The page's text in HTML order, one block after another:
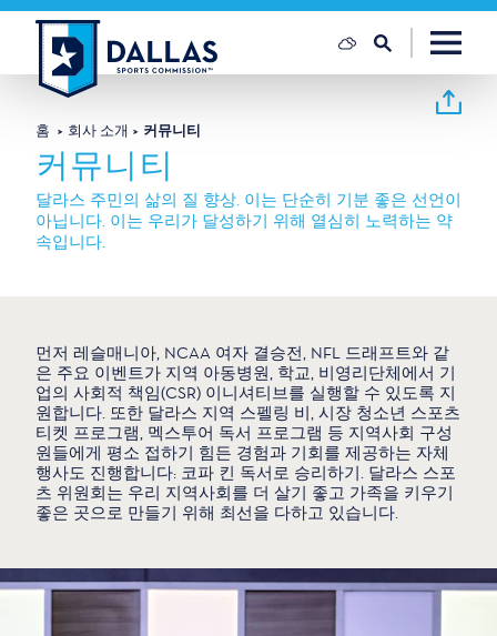
콘텐츠로 건너뛰기
홈 회사 소개 커뮤니티
커뮤니티
달라스 주민의 삶의 질 향상. 이는 단순히 기분 좋은 선언이
아닙니다. 이는 우리가 달성하기 위해 열심히 노력하는 약
속입니다.
먼저 레슬매니아, NCAA 여자 결승전, NFL 드래프트와 같
은 주요 이벤트가 지역 아동병원, 학교, 비영리단체에서 기
업의 사회적 책임(CSR) 이니셔티브를 실행할 수 있도록 지
원합니다. 또한 달라스 지역 스펠링 비, 시장 청소년 스포츠
티켓 프로그램, 멕스투어 독서 프로그램 등 지역사회 구성
원들에게 평소 접하기 힘든 경험과 기회를 제공하는 자체
행사도 진행합니다: 코파 킨 독서로 승리하기. 달라스 스포
츠 위원회는 우리 지역사회를 더 살기 좋고 가족을 키우기
좋은 곳으로 만들기 위해 최선을 다하고 있습니다.